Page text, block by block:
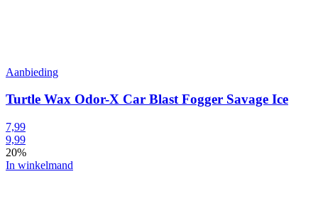
Aanbieding
Turtle Wax Odor-X Car Blast Fogger Savage Ice
7,99
9,99
20%
In winkelmand